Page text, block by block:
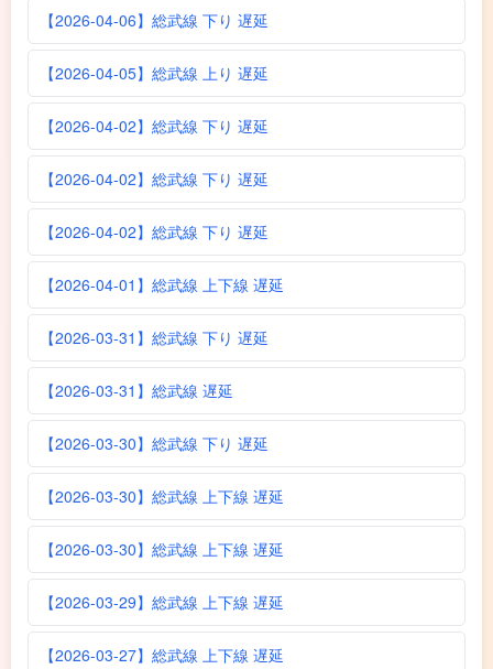
【2026-04-06】総武線 下り 遅延
【2026-04-05】総武線 上り 遅延
【2026-04-02】総武線 下り 遅延
【2026-04-02】総武線 下り 遅延
【2026-04-02】総武線 下り 遅延
【2026-04-01】総武線 上下線 遅延
【2026-03-31】総武線 下り 遅延
【2026-03-31】総武線 遅延
【2026-03-30】総武線 下り 遅延
【2026-03-30】総武線 上下線 遅延
【2026-03-30】総武線 上下線 遅延
【2026-03-29】総武線 上下線 遅延
【2026-03-27】総武線 上下線 遅延